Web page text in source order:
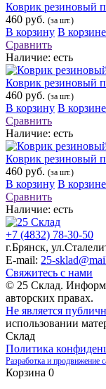
Коврик резиновый
460 руб. (за шт.)
В корзину В корзине
Сравнить
Наличие: есть
Коврик резиновый
460 руб. (за шт.)
В корзину В корзине
Сравнить
Наличие: есть
Коврик резиновый
460 руб. (за шт.)
В корзину В корзине
Сравнить
Наличие: есть
+7 (4832) 78-30-50
г.Брянск,
E-mail: 25-
Свяжитесь с нами
© 25 Склад.
авторских правах.
Не является
использовании
Склад
Политика
Разработка и продвижение
Корзина 0